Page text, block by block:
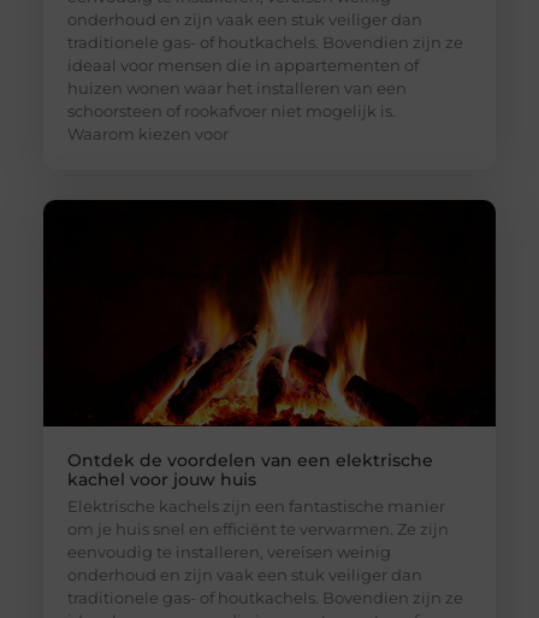
onderhoud en zijn vaak een stuk veiliger dan
traditionele gas- of houtkachels. Bovendien zijn ze
ideaal voor mensen die in appartementen of
huizen wonen waar het installeren van een
schoorsteen of rookafvoer niet mogelijk is.
Waarom kiezen voor
Ontdek de voordelen van een elektrische
kachel voor jouw huis
Elektrische kachels zijn een fantastische manier
om je huis snel en efficiënt te verwarmen. Ze zijn
eenvoudig te installeren, vereisen weinig
onderhoud en zijn vaak een stuk veiliger dan
traditionele gas- of houtkachels. Bovendien zijn ze